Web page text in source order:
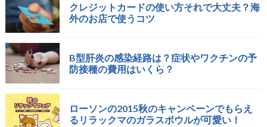
クレジットカードの使い方それで大丈夫？海
外のお店で使うコツ
B型肝炎の感染経路は？症状やワクチンの予
防接種の費用はいくら？
ローソンの2015秋のキャンペーンでもらえ
るリラックマのガラスボウルが可愛い！